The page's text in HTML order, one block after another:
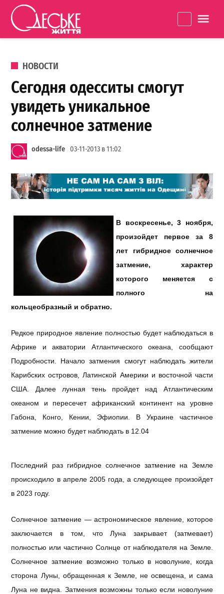
Перейти к содержанию
життя
ОПУБЛИКОВАНО В
НОВОСТИ
Сегодня одесситы смогут
увидеть уникальное
солнечное затмение
odessa-life 03-11-2013 в 11:02
В воскресенье, 3 ноября,
произойдет первое за 8
лет гибридное солнечное
затмение, характер
которого меняется с
полного на
кольцеобразный и обратно.
Редкое природное явление полностью будет наблюдаться в
Африке и акватории Атлантического океана, сообщают
Подробности. Начало затмения смогут наблюдать жители
Карибских островов, Латинской Америки и восточной части
США. Далее лунная тень пройдет над Атлантическим
океаном и пересечет африканский континент на уровне
Габона, Конго, Кении, Эфиопии. В Украине частичное
затмение можно будет наблюдать в 12.04
Последний раз гибридное солнечное затмение на Земле
происходило в апреле 2005 года, а следующее произойдет
в 2023 году.
Солнечное затмение — астрономическое явление, которое
заключается в том, что Луна закрывает (затмевает)
полностью или частично Солнце от наблюдателя на Земле.
Солнечное затмение возможно только в новолуние, когда
сторона Луны, обращенная к Земле, не освещена, и сама
Луна не видна. Затмения возможны только если новолуние